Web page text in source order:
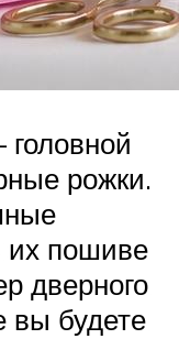
рожки.
пошиве
дверного
вы будете